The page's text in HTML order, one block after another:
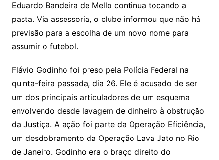
Eduardo Bandeira de Mello continua tocando a
pasta. Via assessoria, o clube informou que não há
previsão para a escolha de um novo nome para
assumir o futebol.
Flávio Godinho foi preso pela Polícia Federal na
quinta-feira passada, dia 26. Ele é acusado de ser
um dos principais articuladores de um esquema
envolvendo desde lavagem de dinheiro à obstrução
da Justiça. A ação foi parte da Operação Eficiência,
um desdobramento da Operação Lava Jato no Rio
de Janeiro. Godinho era o braço direito do